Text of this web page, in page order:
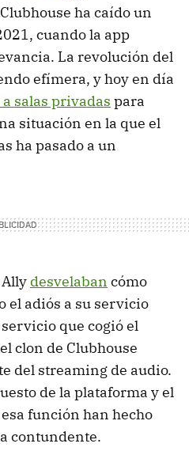
ha caído un
cuando la app
La revolución del
efímera, y hoy en día
salas privadas para
situación en la que el
ha pasado a un
desvelaban cómo
el adiós a su servicio
que cogió el
clon de Clubhouse
del streaming de audio.
de la plataforma y el
función han hecho
contundente.